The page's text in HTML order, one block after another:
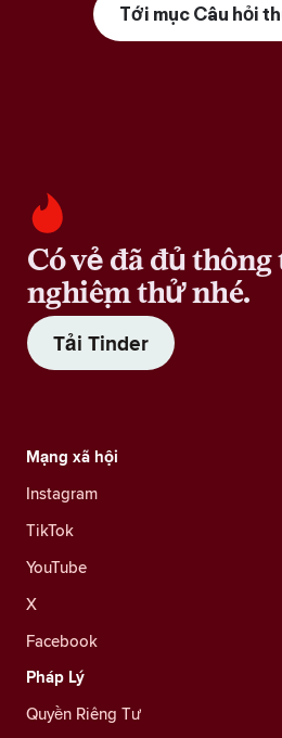
Tới mục Câu hỏi
Có vẻ đã đủ
nghiệm thử nhé.
Tải Tinder
Mạng xã hội
Instagram
TikTok
YouTube
X
Facebook
Pháp Lý
Quyền Riêng Tư